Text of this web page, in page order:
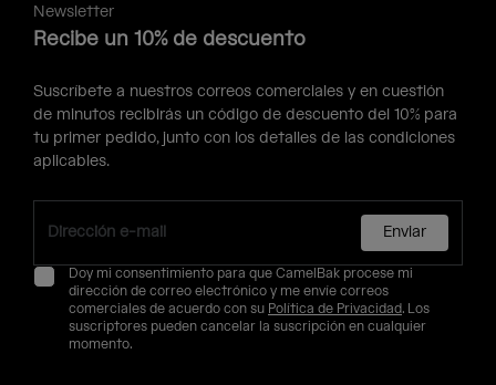
Newsletter
Recibe un 10% de descuento
Suscríbete a nuestros correos comerciales y en cuestión
de minutos recibirás un código de descuento del 10% para
tu primer pedido, junto con los detalles de las condiciones
aplicables.
Enviar
Doy mi consentimiento para que CamelBak procese mi
dirección de correo electrónico y me envíe correos
comerciales de acuerdo con su Política de Privacidad. Los
suscriptores pueden cancelar la suscripción en cualquier
momento.